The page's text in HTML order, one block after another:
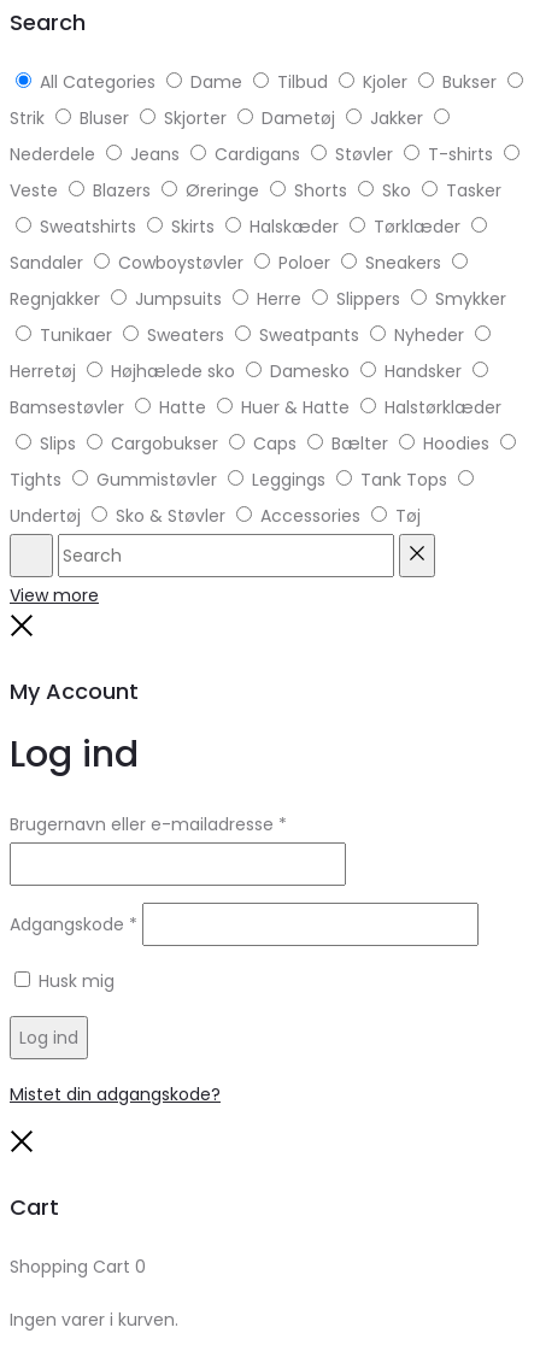
Search
All Categories Dame Tilbud Kjoler
Bukser
Strik
Bluser Skjorter Dametøj
Jakker
Nederdele
Jeans Cardigans Støvler
T-shirts
Veste
Blazers Øreringe Shorts Sko
Tasker
Sweatshirts
Skirts Halskæder
Tørklæder
Sandaler
Cowboystøvler Poloer
Sneakers
Regnjakker
Jumpsuits Herre Slippers
Smykker
Tunikaer
Sweaters Sweatpants
Nyheder
Herretøj
Højhælede sko Damesko
Handsker
Bamsestøvler
Hatte Huer & Hatte
Halstørklæder
Slips
Cargobukser Caps Bælter
Hoodies
Tights
Gummistøvler Leggings
Tank Tops
Undertøj
Sko & Støvler Accessories Tøj
Search
View more
My Account
Log ind
Brugernavn eller e-mailadresse *
Adgangskode *
Husk mig
Log ind
Mistet din adgangskode?
Cart
Shopping Cart 0
Ingen varer i kurven.